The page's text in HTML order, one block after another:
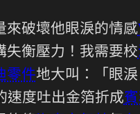
來破壞他眼淚的情感
失衡壓力！我需要校
零件地大叫：「眼
速度吐出金箔折成